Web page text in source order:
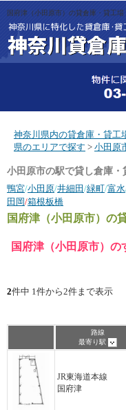
国府津（小田原市）の貸倉庫・貸工場
神奈川県内の貸倉庫・貸工
県のエリアで探す > 小田原
小田原市の駅で貸し倉庫
鴨宮/小田原/井細田 /緑町/富水
田岡/箱根板橋
国府津（小田原市） の
国府津（小田原市）の
2件中 1件から2件まで表示
路線
最寄り駅
JR東海道本線
国府津